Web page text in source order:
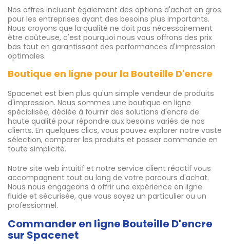
Nos offres incluent également des options d'achat en gros
pour les entreprises ayant des besoins plus importants.
Nous croyons que la qualité ne doit pas nécessairement
être coûteuse, c'est pourquoi nous vous offrons des prix
bas tout en garantissant des performances d'impression
optimales.
Boutique en ligne pour la Bouteille D'encre
Spacenet est bien plus qu'un simple vendeur de produits
d'impression. Nous sommes une boutique en ligne
spécialisée, dédiée à fournir des solutions d'encre de
haute qualité pour répondre aux besoins variés de nos
clients. En quelques clics, vous pouvez explorer notre vaste
sélection, comparer les produits et passer commande en
toute simplicité.
Notre site web intuitif et notre service client réactif vous
accompagnent tout au long de votre parcours d'achat.
Nous nous engageons à offrir une expérience en ligne
fluide et sécurisée, que vous soyez un particulier ou un
professionnel.
Commander en ligne Bouteille D'encre
sur Spacenet